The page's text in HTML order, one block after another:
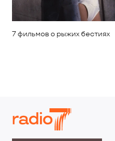
7 фильмов о рыжих бестиях